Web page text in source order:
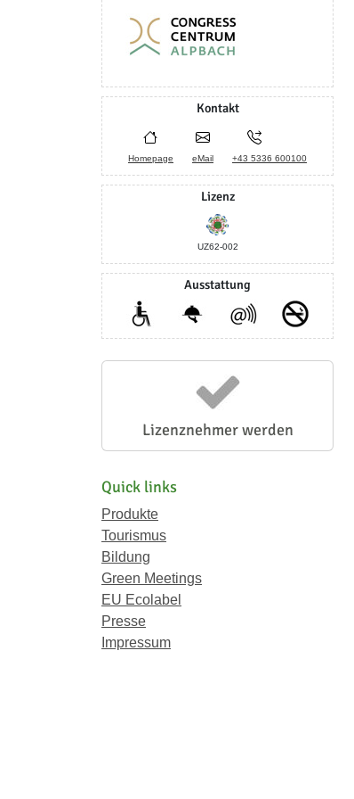
Kontakt
Homepage eMail +43 5336 600100
Lizenz
UZ62-002
Ausstattung
Lizenznehmer werden
Quick links
Produkte
Tourismus
Bildung
Green Meetings
EU Ecolabel
Presse
Impressum